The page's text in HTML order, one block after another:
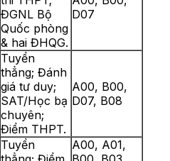
ĐGNL Bộ
Quốc phòng
& hai ĐHQG.
D07
Tuyển
thẳng; Đánh
giá tư duy;
SAT/Học bạ
chuyên;
Điểm THPT.
A00, B00,
D07, B08
Tuyển
A00, A01,